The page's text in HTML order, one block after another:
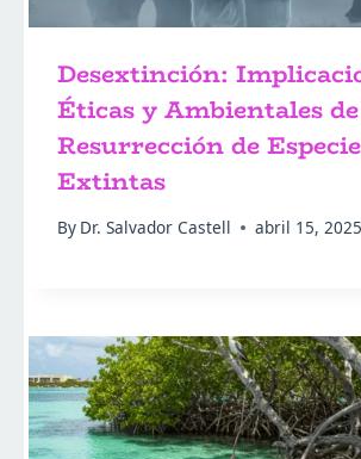
Desextinción:
Éticas y Ambientales
Resurrección de
Extintas
By Dr. Salvador Castell abril 15, 2025